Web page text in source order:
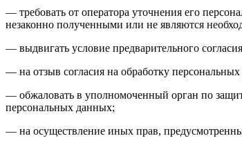
— требовать от оператора уточнения его
незаконно полученными или не являются
— выдвигать условие предварительного
— на отзыв согласия на обработку
— обжаловать в уполномоченный орган по
персональных данных;
— на осуществление иных прав,